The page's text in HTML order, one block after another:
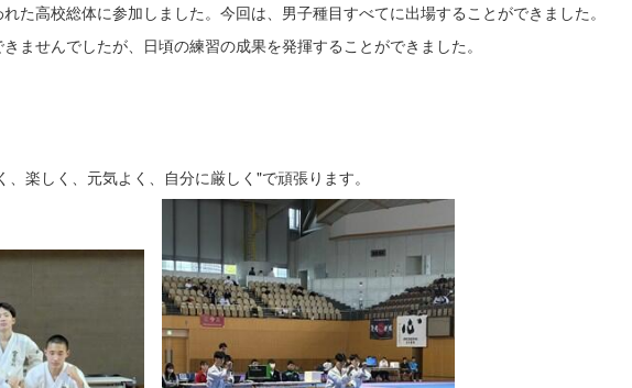
た高校総体に参加しました。今回は、男子種目すべてに出場することができました。
ませんでしたが、日頃の練習の成果を発揮することができました。
楽しく、元気よく、自分に厳しく"で頑張ります。